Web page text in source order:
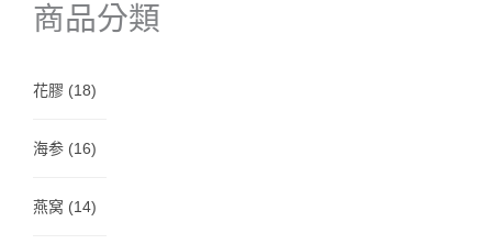
商品分類
花膠 (18)
海参 (16)
燕窝 (14)